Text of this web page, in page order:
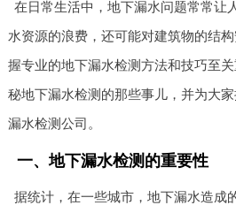
在日常生活中，地下漏水问题常常让
水资源的浪费，还可能对建筑物的结
握专业的地下漏水检测方法和技巧至
秘地下漏水检测的那些事儿，并为大
漏水检测公司。
一、地下漏水检测的重要性
据统计，在一些城市，地下漏水造成